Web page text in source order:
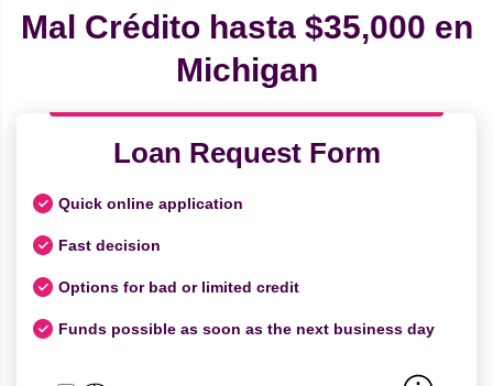
Mal Crédito hasta $35,000 en
Michigan
Loan Request Form
Quick online application
Fast decision
Options for bad or limited credit
Funds possible as soon as the next business day